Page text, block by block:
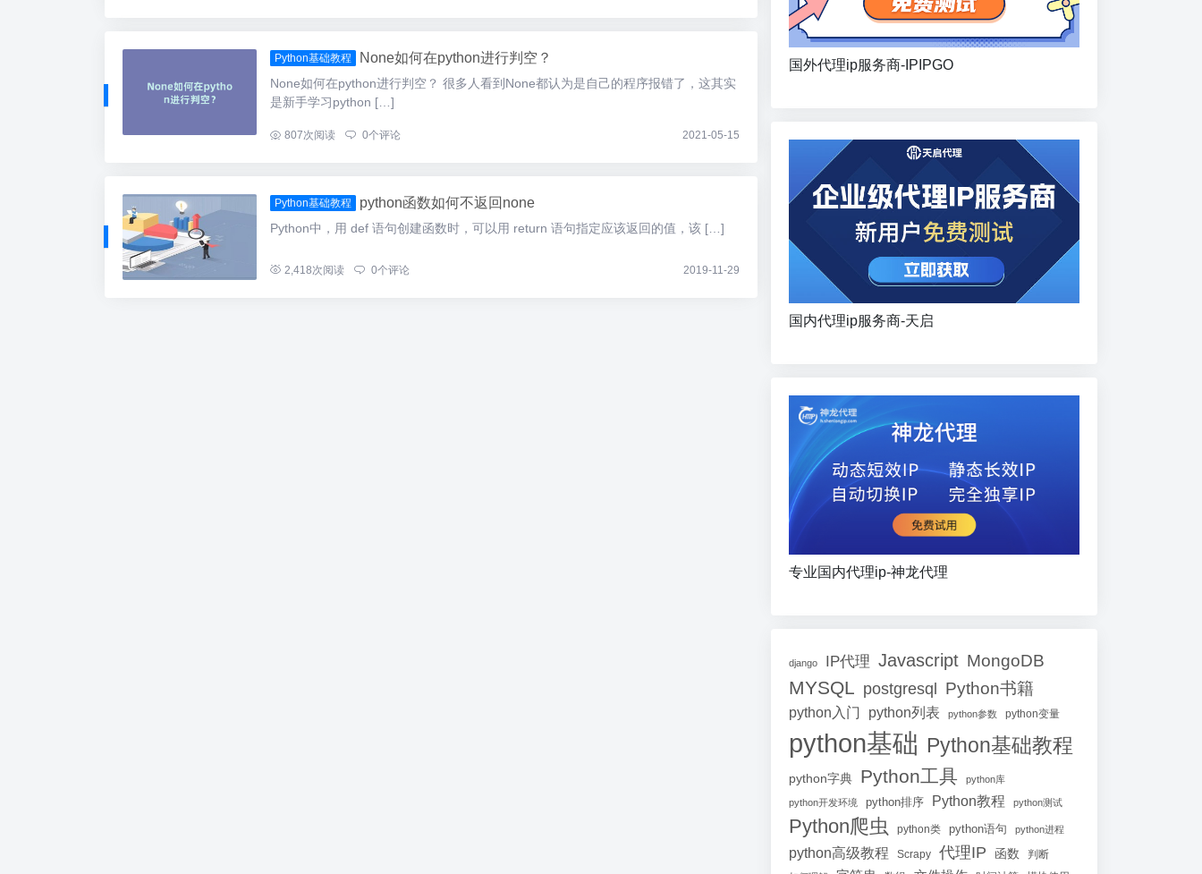
Python基础教程 None如何在python进行判空？
None如何在python进行判空？ 很多人看到None都认为是自己的程序报错了，这其实
是新手学习python […]
... 807次阅读 0个评论 2021-05-15
Python基础教程 python函数如何不返回none
Python中，用 def 语句创建函数时，可以用 return 语句指定应该返回的值，该 […]
2,418次阅读 0个评论 2019-11-29
国外代理ip服务商-IPIPGO
国内代理ip服务商-天启
专业国内代理ip-神龙代理
django IP代理 Javascript MongoDB
MYSQL postgresql Python书籍
python入门 python列表 python参数 python变量
python基础 Python基础教程
python字典 Python工具 python库
python开发环境 python排序 Python教程 python测试
Python爬虫 python类 python语句 python进程
python高级教程 Scrapy 代理IP 函数 判断